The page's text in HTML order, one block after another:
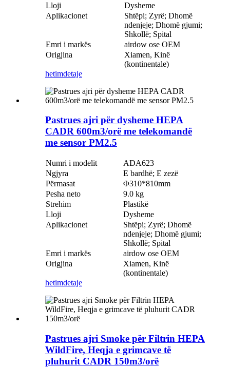
Lloji
Dysheme
Aplikacionet
Shtëpi; Zyrë; Dhomë
ndenjeje; Dhomë gjumi;
Shkollë; Spital
Emri i markës
airdow ose OEM
Origjina
Xiamen, Kinë
(kontinentale)
hetimdetaje
Pastrues ajri për dysheme HEPA
CADR 600m3/orë me telekomandë
me sensor PM2.5
Numri i modelit
ADA623
Ngjyra
E bardhë; E zezë
Përmasat
Φ310*810mm
Pesha neto
9.0 kg
Strehim
Plastikë
Lloji
Dysheme
Aplikacionet
Shtëpi; Zyrë; Dhomë
ndenjeje; Dhomë gjumi;
Shkollë; Spital
Emri i markës
airdow ose OEM
Origjina
Xiamen, Kinë
(kontinentale)
hetimdetaje
Pastrues ajri Smoke për Filtrin HEPA
WildFire, Heqja e grimcave të
pluhurit CADR 150m3/orë